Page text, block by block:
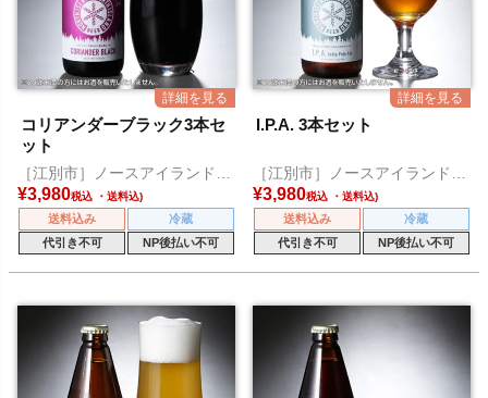
コリアンダーブラック3本セ
ット
［江別市］ノースアイランドビ
ール
¥3,980税込
送料込み
冷蔵
代引き不可
NP後払い不可
I.P.A. 3本セット
［江別市］ノースアイランドビ
ール
¥3,980税込
送料込み
冷蔵
代引き不可
NP後払い不可